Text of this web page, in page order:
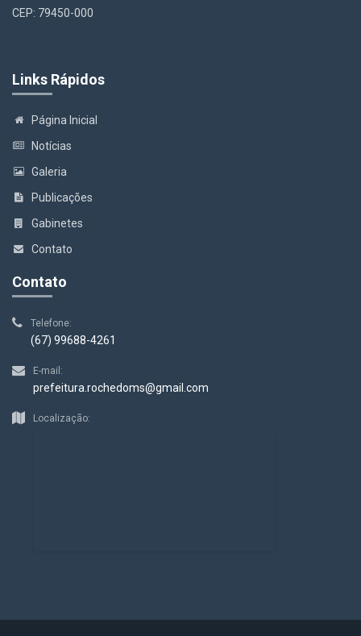
CEP: 79450-000
Links Rápidos
Página Inicial
Notícias
Galeria
Publicações
Gabinetes
Contato
Contato
Telefone:
(67) 99688-4261
E-mail:
prefeitura.rochedoms@gmail.com
Localização: